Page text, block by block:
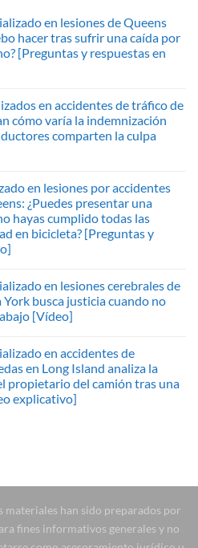
en lesiones de Queens
hacer tras sufrir una caída por
[Preguntas y respuestas en
en accidentes de tráfico de
cómo varía la indemnización
comparten la culpa
en lesiones por accidentes
¿Puedes presentar una
hayas cumplido todas las
en bicicleta? [Preguntas y
en lesiones cerebrales de
York busca justicia cuando no
[Vídeo]
en accidentes de
en Long Island analiza la
propietario del camión tras una
explicativo]
materiales han sido preparados por
fines informativos generales y no